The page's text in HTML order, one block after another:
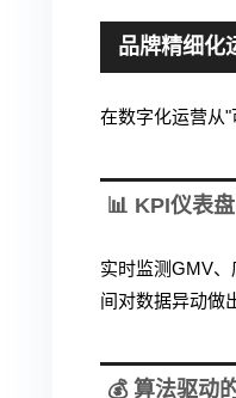
品牌精细化
在数字化运营从"
📊 KPI仪表
实时监测GMV
间对数据异动做
💰 算法驱动